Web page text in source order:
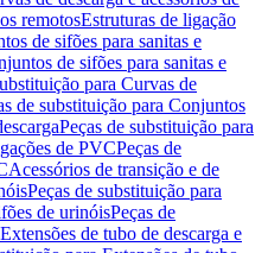
remotosEstruturas de ligação
de sifões para sanitas e
de sifões para sanitas e
para Curvas de
de substituição para Conjuntos
Peças de substituição para
de PVCPeças de
Acessórios de transição e de
Peças de substituição para
de urinóisPeças de
Extensões de tubo de descarga e